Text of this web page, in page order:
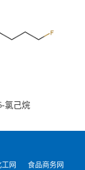
氯己烷
网 食品商务网